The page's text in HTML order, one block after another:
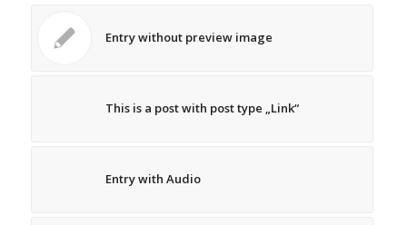
Entry without preview image
This is a post with post type „Link“
Entry with Audio